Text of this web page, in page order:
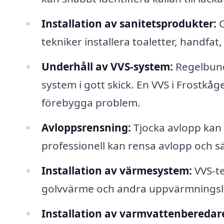
Installation av sanitetsprodukter:
tekniker installera toaletter,
Underhåll av VVS-system:
system i gott skick. En VVS i
förebygga problem.
Avloppsrensning: Tjocka avlopp
professionell kan rensa avlopp och
Installation av värmesystem: VVS-
golvvärme och andra
Installation av